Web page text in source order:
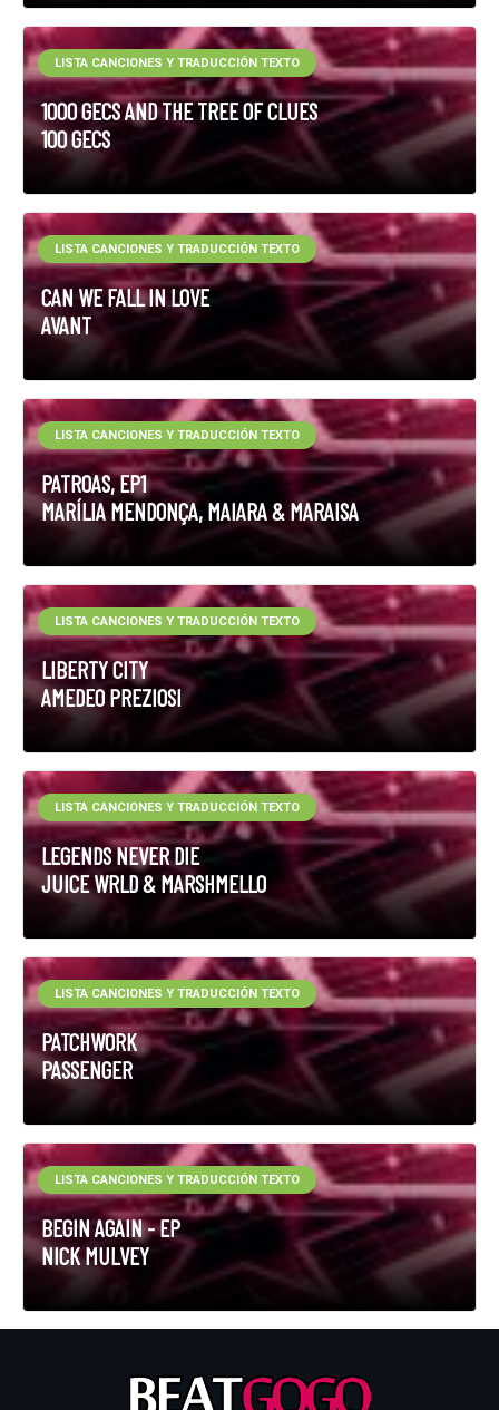
1000 GECS AND THE TREE OF CLUES
100 GECS
LISTA CANCIONES Y TRADUCCIÓN TEXTO
CAN WE FALL IN LOVE
AVANT
LISTA CANCIONES Y TRADUCCIÓN TEXTO
PATROAS, EP1
MARÍLIA MENDONÇA, MAIARA & MARAISA
LISTA CANCIONES Y TRADUCCIÓN TEXTO
LIBERTY CITY
AMEDEO PREZIOSI
LISTA CANCIONES Y TRADUCCIÓN TEXTO
LEGENDS NEVER DIE
JUICE WRLD & MARSHMELLO
LISTA CANCIONES Y TRADUCCIÓN TEXTO
PATCHWORK
PASSENGER
LISTA CANCIONES Y TRADUCCIÓN TEXTO
BEGIN AGAIN - EP
NICK MULVEY
LISTA CANCIONES Y TRADUCCIÓN TEXTO